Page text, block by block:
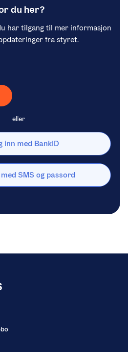
du her?
har tilgang til mer informasjon
fra styret.
eller
inn med BankID
SMS og passord